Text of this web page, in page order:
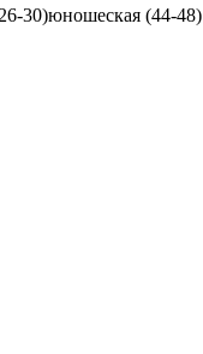
30)юношеская (44-48)